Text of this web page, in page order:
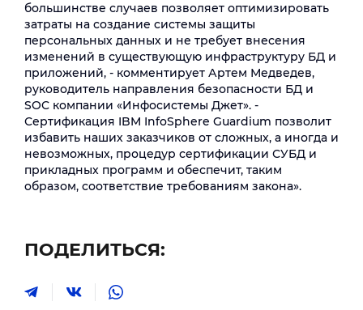
большинстве случаев позволяет оптимизировать
затраты на создание системы защиты
персональных данных и не требует внесения
изменений в существующую инфраструктуру БД и
приложений, - комментирует Артем Медведев,
руководитель направления безопасности БД и
SOC компании «Инфосистемы Джет». -
Сертификация IBM InfoSphere Guardium позволит
избавить наших заказчиков от сложных, а иногда и
невозможных, процедур сертификации СУБД и
прикладных программ и обеспечит, таким
образом, соответствие требованиям закона».
ПОДЕЛИТЬСЯ: